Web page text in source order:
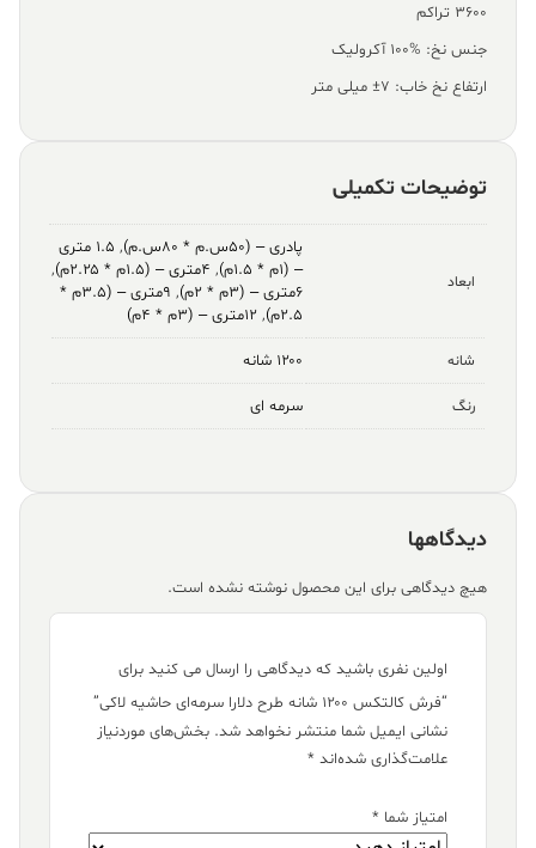
۳۶۰۰ تراکم
جنس نخ: %100 آکرولیک
ارتفاع نخ خاب: ۷± میلی متر
توضیحات تکمیلی
ابعاد
پادری – (۵۰س.م * ۸۰س.م) ,
۱.۵ متری
– (۱م * ۱.۵م)
, ۴متری – (۱.۵م * ۲.۲۵م)
,
۶متری – (۳م * ۲م)
,
۹متری – (۳.۵م *
۲.۵م)
, ۱۲متری – (۳م * ۴م)
شانه ۱۲۰۰ شانه
رنگ سرمه ای
دیدگاهها
هیچ دیدگاهی برای این محصول نوشته نشده است.
اولین نفری باشید که دیدگاهی را ارسال می کنید برای
“فرش کالتکس ۱۲۰۰ شانه طرح دلارا سرمه‌ای حاشیه لاکی”
نشانی ایمیل شما منتشر نخواهد شد. بخش‌های موردنیاز
علامت‌گذاری شده‌اند *
امتیاز شما *